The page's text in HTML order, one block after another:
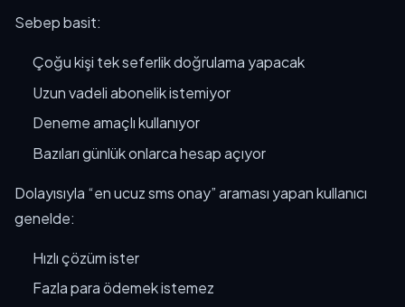
Sebep basit:
Çoğu kişi tek seferlik doğrulama yapacak
Uzun vadeli abonelik istemiyor
Deneme amaçlı kullanıyor
Bazıları günlük onlarca hesap açıyor
Dolayısıyla “en ucuz sms onay” araması yapan kullanıcı
genelde:
Hızlı çözüm ister
Fazla para ödemek istemez